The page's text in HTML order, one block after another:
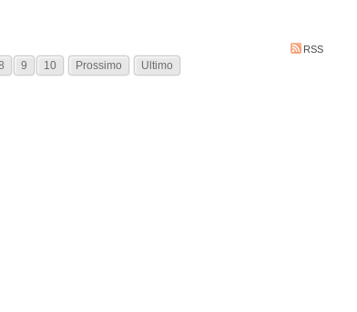
RSS
9 10 Prossimo Ultimo